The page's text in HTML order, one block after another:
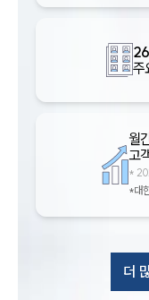
주
월
고
*
*대
더